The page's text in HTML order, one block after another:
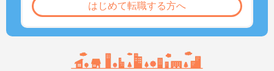
はじめて転職する方へ